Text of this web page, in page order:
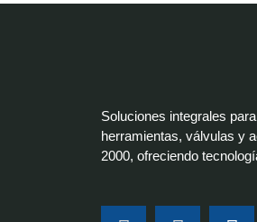
Soluciones integrales
herramientas, válvulas y
2000, ofreciendo